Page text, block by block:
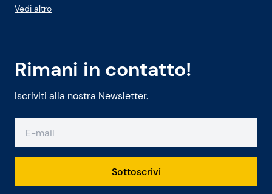
Rimani in contatto!
Iscriviti alla nostra Newsletter.
Sottoscrivi
Vedi altro